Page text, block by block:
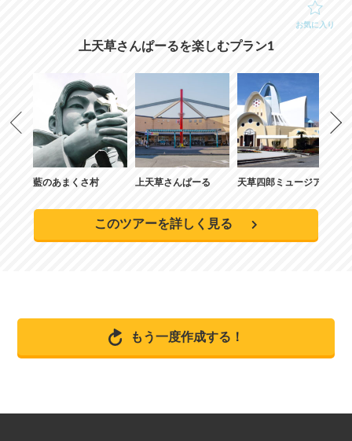
上天草さんぱーるを楽しむプラン1
藍のあまくさ村 上天草さんぱーる 天草四郎ミュージアム
このツアーを詳しく見る
お気に入り
もう一度作成する！